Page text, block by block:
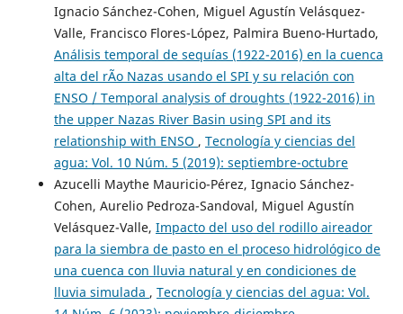
Ignacio Sánchez-Cohen, Miguel Agustín Velásquez-
Valle, Francisco Flores-López, Palmira Bueno-Hurtado,
Análisis temporal de sequías (1922-2016) en la cuenca
alta del rÃ­o Nazas usando el SPI y su relación con
ENSO / Temporal analysis of droughts (1922-2016) in
the upper Nazas River Basin using SPI and its
relationship with ENSO , Tecnología y ciencias del
agua: Vol. 10 Núm. 5 (2019): septiembre-octubre
Azucelli Maythe Mauricio-Pérez, Ignacio Sánchez-
Cohen, Aurelio Pedroza-Sandoval, Miguel Agustín
Velásquez-Valle, Impacto del uso del rodillo aireador
para la siembra de pasto en el proceso hidrológico de
una cuenca con lluvia natural y en condiciones de
lluvia simulada , Tecnología y ciencias del agua: Vol.